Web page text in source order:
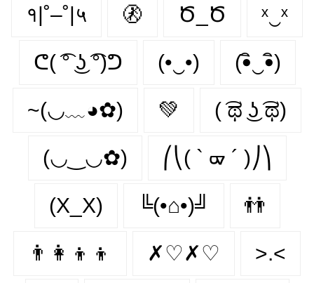
१|˚–˚|५ 🚷 Ծ_Ծ ˣ‿ˣ
ᕦ( ͡° ͜ʖ ͡°)ᕤ (•‿•) (•ิ‿•ิ)
~(◡﹏◕✿) 💚 ( ͡ಥ ͜ʖ ͡ಥ)
(◡‿◡✿) ⎛⎝( ` ᢍ ´ )⎠⎞
(X_X) ╚(•⌂•)╝ 👬
👨‍👩‍👦‍👦 ✗♡✗♡ >.<